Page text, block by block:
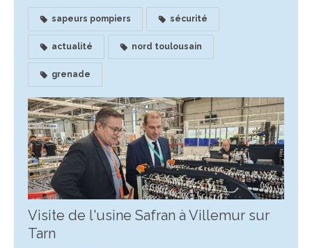
sapeurs pompiers sécurité
actualité nord toulousain
grenade
Visite de l'usine Safran à Villemur sur
Tarn